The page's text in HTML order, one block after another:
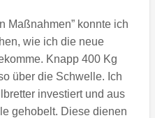
Maßnahmen” konnte ich
wie ich die neue
Knapp 400 Kg
über die Schwelle. Ich
investiert und aus
gehobelt. Diese dienen